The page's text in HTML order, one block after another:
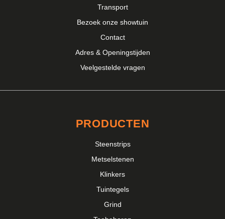
Transport
Bezoek onze showtuin
Contact
Adres & Openingstijden
Veelgestelde vragen
PRODUCTEN
Steenstrips
Metselstenen
Klinkers
Tuintegels
Grind